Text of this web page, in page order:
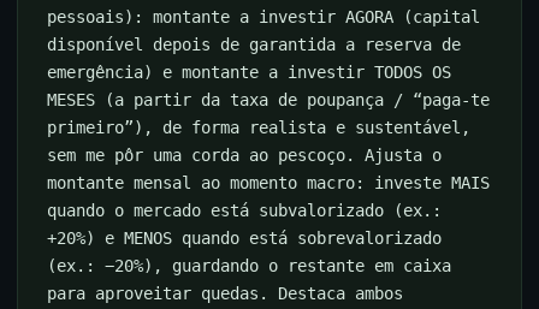
pessoais): montante a investir AGORA (capital
disponível depois de garantida a reserva de
emergência) e montante a investir TODOS OS
MESES (a partir da taxa de poupança / “paga-te
primeiro”), de forma realista e sustentável,
sem me pôr uma corda ao pescoço. Ajusta o
montante mensal ao momento macro: investe MAIS
quando o mercado está subvalorizado (ex.:
+20%) e MENOS quando está sobrevalorizado
(ex.: −20%), guardando o restante em caixa
para aproveitar quedas. Destaca ambos